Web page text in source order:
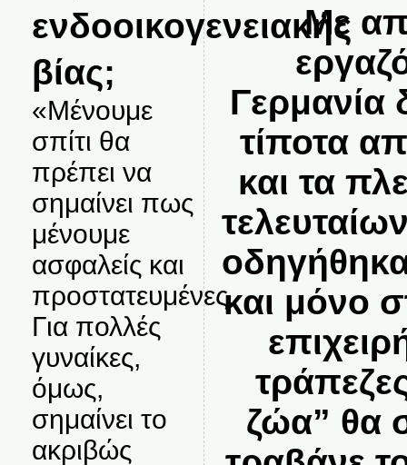
ενδοοικογενειακής
βίας;
«Μένουμε
σπίτι θα
πρέπει να
σημαίνει πως
μένουμε
ασφαλείς και
προστατευμένες.
Για πολλές
γυναίκες,
όμως,
σημαίνει το
ακριβώς
Με
Γερμανία
τίποτα
και τα
και μόνο
ζώα” θα